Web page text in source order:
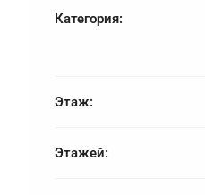
Категория:
Этаж:
Этажей: